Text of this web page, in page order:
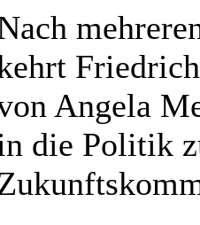
Angela
die Politik